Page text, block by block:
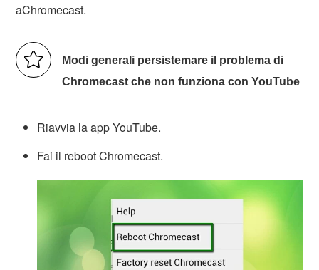
aChromecast.
Modi generali persistemare il problema di
Chromecast che non funziona con YouTube
Riavvia la app YouTube.
Fai il reboot Chromecast.